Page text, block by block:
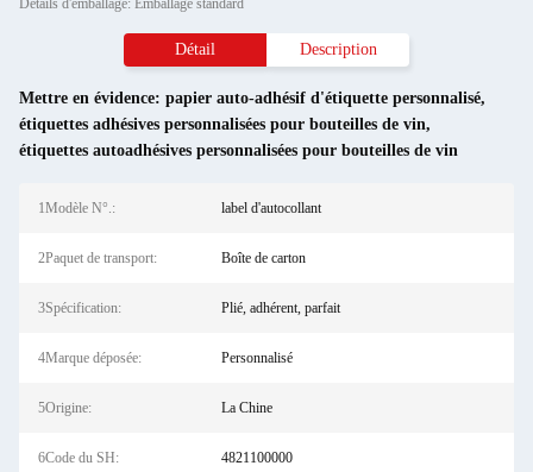
Détails d'emballage: Emballage standard
Détail Description
Mettre en évidence: papier auto-adhésif d'étiquette personnalisé,
étiquettes adhésives personnalisées pour bouteilles de vin,
étiquettes autoadhésives personnalisées pour bouteilles de vin
1Modèle N°.: label d'autocollant
2Paquet de transport: Boîte de carton
3Spécification: Plié, adhérent, parfait
4Marque déposée: Personnalisé
5Origine: La Chine
6Code du SH: 4821100000